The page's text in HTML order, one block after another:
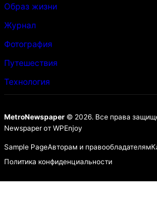
Образ жизни
Журнал
Фотография
Путешествия
Технология
MetroNewspaper© 2026. Все права
Newspaperот WPEnjoy
Sample PageАвторам и правообладателям
Политика конфиденциальности